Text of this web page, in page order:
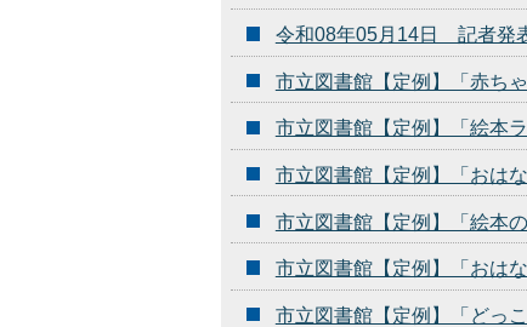
令和08年05月14日 記者発
市立図書館【定例】「赤ち
市立図書館【定例】「絵本ラ
市立図書館【定例】「おは
市立図書館【定例】「絵本の
市立図書館【定例】「おは
市立図書館【定例】「どっ